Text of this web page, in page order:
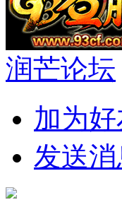
润芒论坛
加为好
发送消